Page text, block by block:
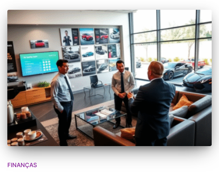
FINANÇAS